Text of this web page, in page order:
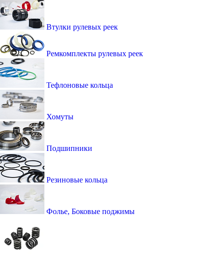
Втулки рулевых реек
Ремкомплекты рулевых реек
Тефлоновые кольца
Хомуты
Подшипники
Резиновые кольца
Фолье, Боковые поджимы